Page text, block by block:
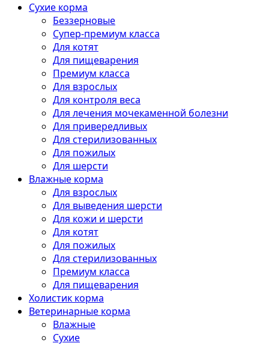
Сухие корма
Беззерновые
Супер-премиум класса
Для котят
Для пищеварения
Премиум класса
Для взрослых
Для контроля веса
Для лечения мочекаменной болезни
Для привередливых
Для стерилизованных
Для пожилых
Для шерсти
Влажные корма
Для взрослых
Для выведения шерсти
Для кожи и шерсти
Для котят
Для пожилых
Для стерилизованных
Премиум класса
Для пищеварения
Холистик корма
Ветеринарные корма
Влажные
Сухие